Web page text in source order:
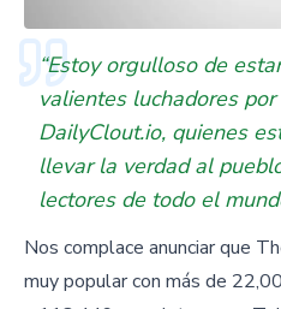
“Estoy orgulloso de
valientes luchadores
DailyClout.io, quienes
llevar la verdad al
lectores de todo el
Nos complace anunciar que
muy popular con más de